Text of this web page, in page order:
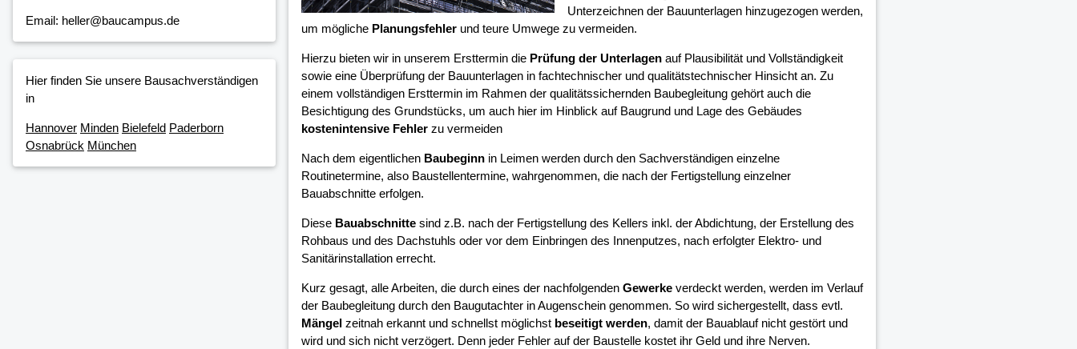
Email: heller@baucampus.de
Hier finden Sie unsere Bausachverständigen
in
Hannover Minden Bielefeld Paderborn
Osnabrück München
Unterzeichnen der Bauunterlagen hinzugezogen werden,
um mögliche Planungsfehlerund teure Umwege zu vermeiden.
Hierzu bieten wir in unserem Ersttermin die Prüfung der Unterlagenauf Plausibilität und Vollständigkeit
sowie eine Überprüfung der Bauunterlagen in fachtechnischer und qualitätstechnischer Hinsicht an. Zu
einem vollständigen Ersttermin im Rahmen der qualitätssichernden Baubegleitung gehört auch die
Besichtigung des Grundstücks, um auch hier im Hinblick auf Baugrund und Lage des Gebäudes
kostenintensive Fehlerzu vermeiden
Nach dem eigentlichen Baubeginnin Leimen werden durch den Sachverständigen einzelne
Routinetermine, also Baustellentermine, wahrgenommen, die nach der Fertigstellung einzelner
Bauabschnitte erfolgen.
Diese Bauabschnittesind z.B. nach der Fertigstellung des Kellers inkl. der Abdichtung, der Erstellung des
Rohbaus und des Dachstuhls oder vor dem Einbringen des Innenputzes, nach erfolgter Elektro- und
Sanitärinstallation errecht.
Kurz gesagt, alle Arbeiten, die durch eines der nachfolgenden Gewerkeverdeckt werden, werden im Verlauf
der Baubegleitung durch den Baugutachter in Augenschein genommen. So wird sichergestellt, dass evtl.
Mängelzeitnah erkannt und schnellst möglichst beseitigt werden, damit der Bauablauf nicht gestört und
wird und sich nicht verzögert. Denn jeder Fehler auf der Baustelle kostet ihr Geld und ihre Nerven.